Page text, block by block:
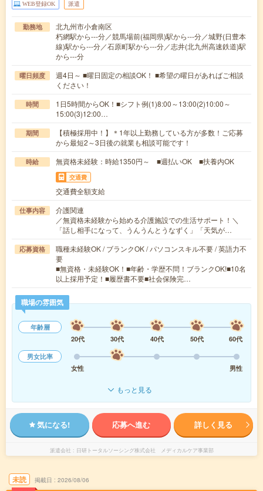
WEB登録OK 派遣
勤務地
北九州市小倉南区
朽網駅から---分／競馬場前(福岡県)駅から---分／城野(日豊本
線)駅から---分／石原町駅から---分／志井(北九州高速鉄道)駅
から---分
曜日頻度
週4日～ ■曜日固定の相談OK！ ■希望の曜日があればご相談
ください！
時間
1日5時間からOK！■シフト例(1)8:00～13:00(2)10:00～
15:00(3)12:00…
期間
【積極採用中！】＊1年以上勤務している方が多数！ご応募
から最短2～3日後の就業も相談可能です！
時給 無資格未経験：時給1350円～ ■週払いOK ■扶養内OK
交通費
交通費全額支給
仕事内容
介護関連
／無資格未経験から始める介護施設での生活サポート！＼
「話し相手になって、うんうんとうなずく」「天気が…
応募資格
職種未経験OK / ブランクOK / パソコンスキル不要 / 英語力不
要
■無資格・未経験OK！■年齢・学歴不問！ブランクOK!■10名
以上採用予定！■履歴書不要■社会保険完…
職場の雰囲気
年齢層
20代
30代 40代 50代
60代
男女比率
女性
男性
もっと見る
気になる! 応募へ進む 詳しく見る
派遣会社 日研トータルソーシング株式会社 メディカルケア事業部
未読 掲載日 2026/08/06